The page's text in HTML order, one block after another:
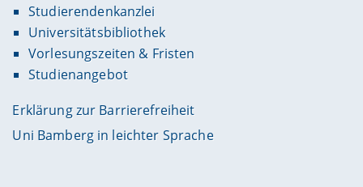
Studierendenkanzlei
Universitätsbibliothek
Vorlesungszeiten & Fristen
Studienangebot
Erklärung zur Barrierefreiheit
Uni Bamberg in leichter Sprache